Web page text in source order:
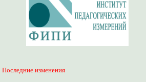
Последние изменения